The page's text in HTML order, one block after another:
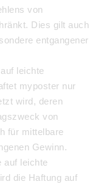
von
Dies gilt auch
entgangener
leichte
myposter nur
wird, deren
von
für mittelbare
Gewinn.
auf leichte
die Haftung auf